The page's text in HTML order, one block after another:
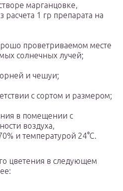
марганцовке,
расчета 1 гр препарата на
проветриваемом месте
солнечных лучей;
и чешуи;
с сортом и размером;
в помещении с
воздуха,
и температурой 24°C.
цветения в следующем